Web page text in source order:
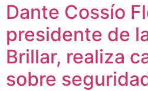
Dante Cossío
presidente de
Brillar, realiza
sobre